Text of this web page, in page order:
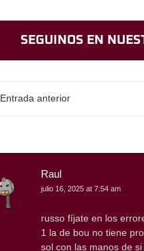
SEGUINOS EN
Entrada anterior
Raul
julio 16, 2025 at 7:54 am
russo fíjate en los
1 la de bou no tiene
sol con las manos de si